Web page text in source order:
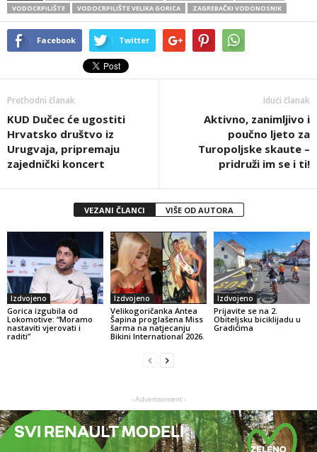
VODOCRPILIŠTE
VODOCRPILIŠTE VELIKA GORICA ZAGREBAČKI VODONOSNIK
Facebook Twitter
Prethodni članak
KUD Dučec će ugostiti
Hrvatsko društvo iz
Urugvaja, pripremaju
zajednički koncert
Idući članak
Aktivno, zanimljivo i
poučno ljeto za
Turopoljske skaute –
pridruži im se i ti!
VEZANI ČLANCI VIŠE OD AUTORA
Izdvojeno
Gorica izgubila od
Lokomotive: “Moramo
nastaviti vjerovati i
raditi”
Izdvojeno
Velikogoričanka Antea
Šapina proglašena Miss
šarma na natjecanju
Bikini International 2026.
Izdvojeno
Prijavite se na 2.
Obiteljsku biciklijadu u
Gradićima
- Advertisement -